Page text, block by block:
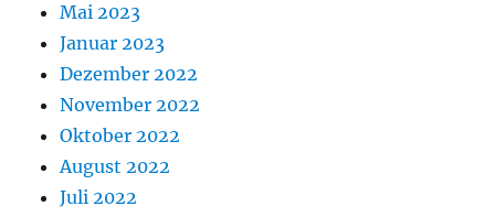
Mai 2023
Januar 2023
Dezember 2022
November 2022
Oktober 2022
August 2022
Juli 2022